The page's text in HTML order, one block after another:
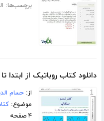
برچسب‌ها:
دانلود کتاب روباتیک از ابتدا
از:حسام
موضوع:
۴ صفحه